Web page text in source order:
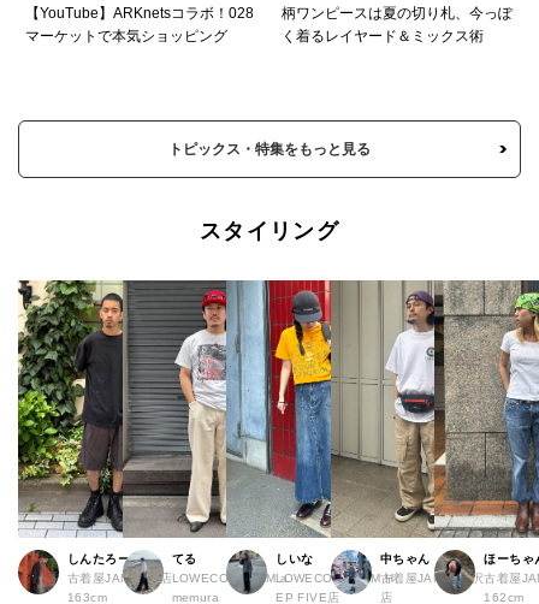
【YouTube】ARKnetsコラボ！028
マーケットで本気ショッピング
柄ワンピースは夏の切り札、今っぽ
く着るレイヤード＆ミックス術
トピックス・特集をもっと見る
スタイリング
しんたろー
古着屋JAM 仙台店
163cm
てる
LOWECO by JAM a
memura
しいな
LOWECO by JAM H
EP FIVE店
中ちゃん
古着屋JAM 下北沢
店
ほーちゃ
古着屋
162cm